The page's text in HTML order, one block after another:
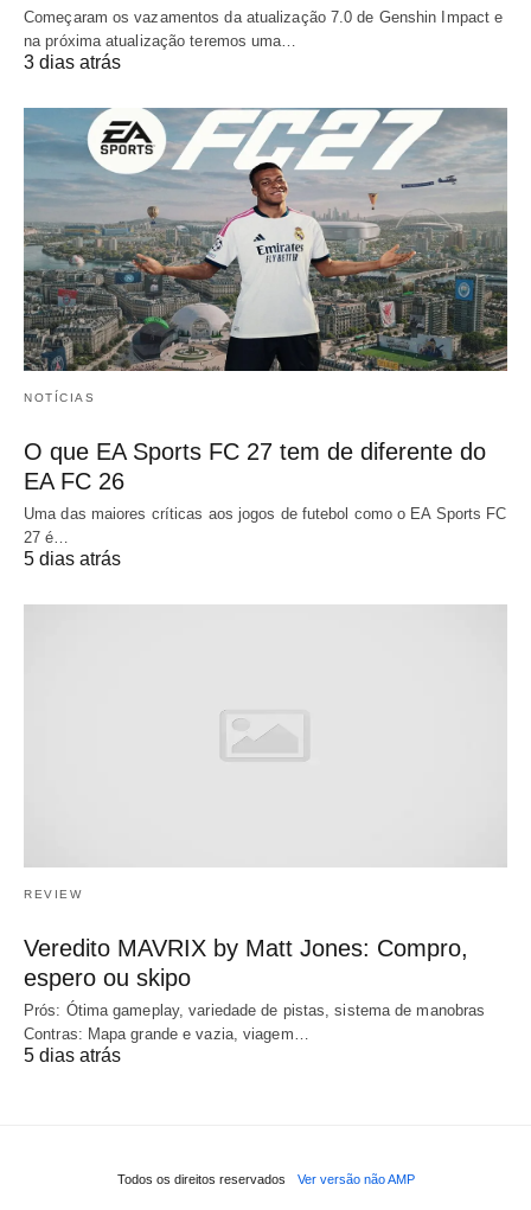
Começaram os vazamentos da atualização 7.0 de Genshin Impact e
na próxima atualização teremos uma…
3 dias atrás
NOTÍCIAS
O que EA Sports FC 27 tem de diferente do
EA FC 26
Uma das maiores críticas aos jogos de futebol como o EA Sports FC
27 é…
5 dias atrás
REVIEW
Veredito MAVRIX by Matt Jones: Compro,
espero ou skipo
Prós: Ótima gameplay, variedade de pistas, sistema de manobras
Contras: Mapa grande e vazia, viagem…
5 dias atrás
Todos os direitos reservados Ver versão não AMP